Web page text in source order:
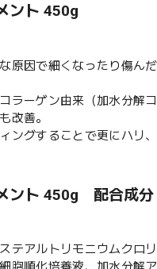
ント 450g
原因で細くなったり傷ん
ーゲン由来（加水分解
改善。
グすることで更にハリ
ント 450g 配合成分
テアルトリモニウムクロ